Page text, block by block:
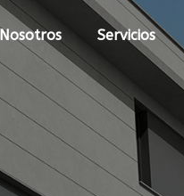
Nosotros Servicios